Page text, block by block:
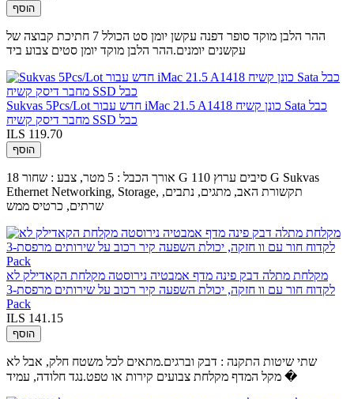
הוסף
ההר הלבן מוקד סופר דפנה עקשן יומן סט הכולל 7 חתיכת קבוצה של
עקשנים יומנים.ההר הלבן מוקד יומן סטים צבוע ביד
Sukvas 5Pcs/Lot חדש עבור iMac 21.5 A1418 כונן קשיח Sata כבל
מחבר דיסק קשיח SSD כבל
ILS 119.70
הוסף
אורך הכבל : 5 מטר, צבע : שחור 18 G סיבים ערוץ 110 G Sukvas
Ethernet Networking, Storage, תקשורת האב, מתגים, נתבים,
שרתים, כרטיס ממש
מקלחת מתלה דבק פינה מדף אמבטיה נירוסטה מקלחת הקאדילק לא
לקדוח חור עם וו חזקה, יכולת השפעה קיר רכוב על שירותים מרפסת-3
Pack
ILS 141.15
הוסף
שתי שיטות התקנה : דבק וברגים.מתאים לכל משטח חלק, אבל לא
מקל המדף מקלחת צבועים קירות או טפט.נגד חלודה, עמיד �